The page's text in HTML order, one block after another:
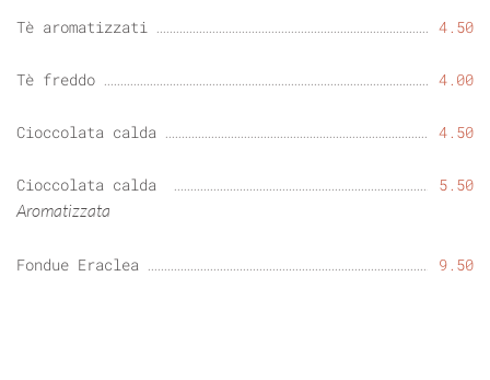
Tè aromatizzati 4.50
Tè freddo 4.00
Cioccolata calda 4.50
Cioccolata calda 5.50
Aromatizzata
Fondue Eraclea 9.50